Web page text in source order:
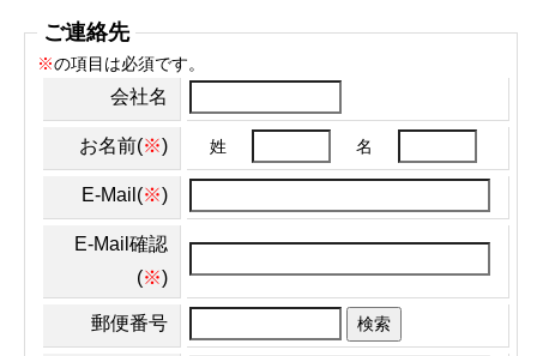
ご連絡先
※の項目は必須です。
会社名
お名前(※) 姓 名
E-Mail(※)
E-Mail確認
(※)
郵便番号 検索